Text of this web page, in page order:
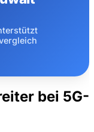
bei 5G-